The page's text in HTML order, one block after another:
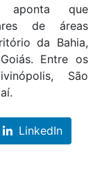
aponta que
de áreas
da Bahia,
Entre os
São
LinkedIn